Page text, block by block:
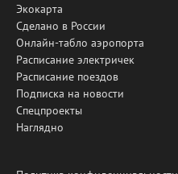
Экокарта
Сделано в России
Онлайн-табло аэропорта
Расписание электричек
Расписание поездов
Подписка на новости
Спецпроекты
Наглядно